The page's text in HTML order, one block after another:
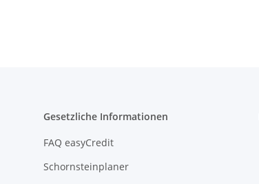
Gesetzliche Informationen
FAQ easyCredit
Schornsteinplaner